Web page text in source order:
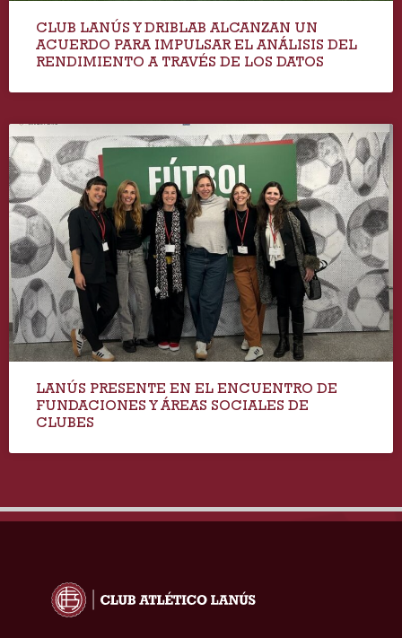
CLUB LANÚS Y DRIBLAB ALCANZAN UN
ACUERDO PARA IMPULSAR EL ANÁLISIS DEL
RENDIMIENTO A TRAVÉS DE LOS DATOS
LANÚS PRESENTE EN EL ENCUENTRO DE
FUNDACIONES Y ÁREAS SOCIALES DE
CLUBES